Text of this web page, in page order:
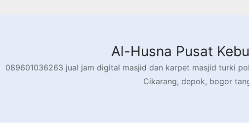
Al-Husna Pusat
089601036263 jual jam digital masjid dan karpet masjid turki
Cikarang, depok, bogor